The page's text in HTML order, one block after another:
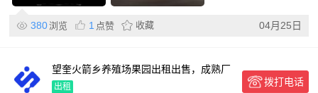
380浏览 1 点赞 收藏 04月25日
望奎火箭乡养殖场果园出租出售，成熟厂
区配套齐全，有意者联系1
出租 拨打电话